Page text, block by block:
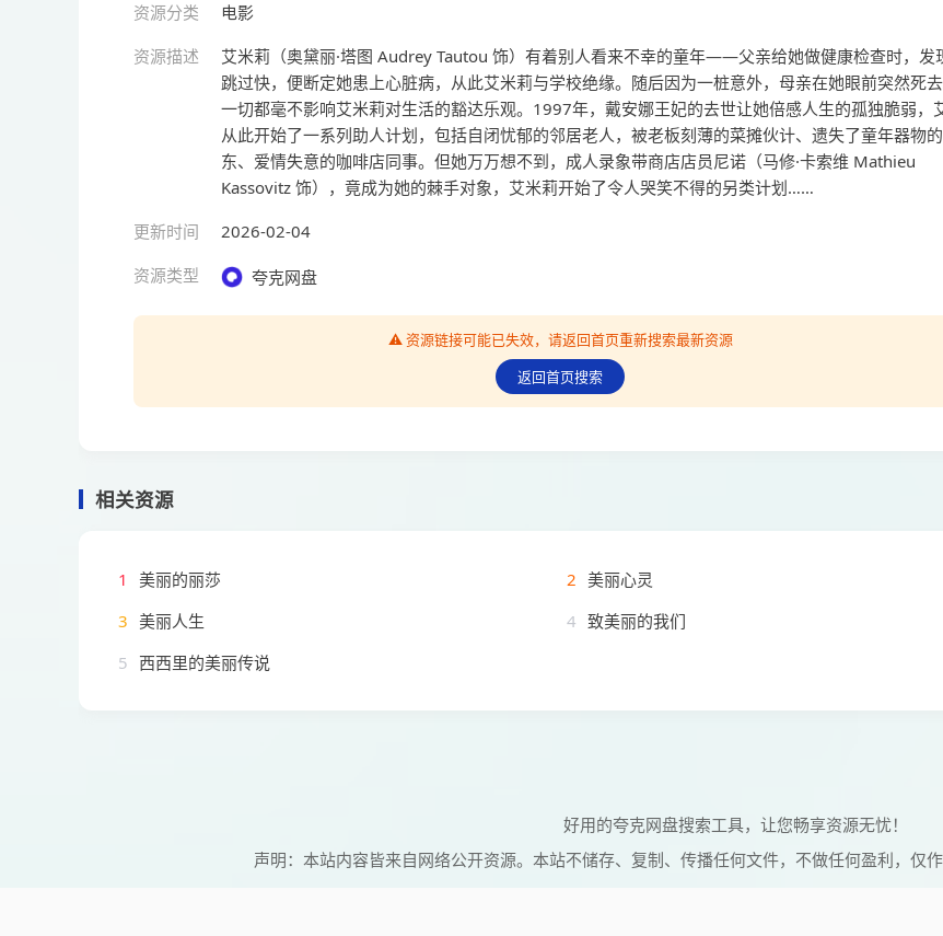
资源分类
电影
资源描述
艾米莉（奥黛丽·塔图 Audrey Tautou 饰）有着别人看来不幸的童年——父亲给她做健康检查时，发
跳过快，便断定她患上心脏病，从此艾米莉与学校绝缘。随后因为一桩意外，母亲在她眼前突然死
一切都毫不影响艾米莉对生活的豁达乐观。1997年，戴安娜王妃的去世让她倍感人生的孤独脆弱，
从此开始了一系列助人计划，包括自闭忧郁的邻居老人，被老板刻薄的菜摊伙计、遗失了童年器物
东、爱情失意的咖啡店同事。但她万万想不到，成人录象带商店店员尼诺（马修·卡索维 Mathieu
Kassovitz 饰），竟成为她的棘手对象，艾米莉开始了令人哭笑不得的另类计划……
更新时间
2026-02-04
资源类型
夸克网盘
⚠️ 资源链接可能已失效，请返回首页重新搜索最新资源
返回首页搜索
相关资源
1 美丽的丽莎 2 美丽心灵
3 美丽人生 4 致美丽的我们
5 西西里的美丽传说
好用的夸克网盘搜索工具，让您畅享资源无忧！
声明：本站内容皆来自网络公开资源。本站不储存、复制、传播任何文件，不做任何盈利，仅